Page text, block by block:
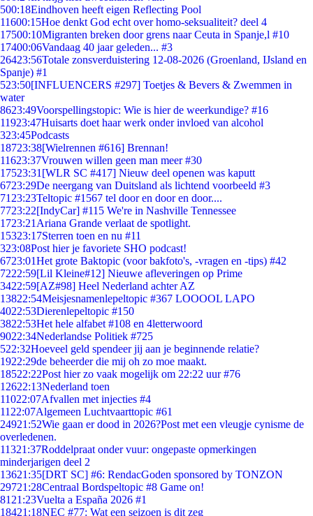
500:18Eindhoven heeft eigen Reflecting Pool
11600:15Hoe denkt God echt over homo-seksualiteit? deel 4
17500:10Migranten breken door grens naar Ceuta in Spanje,l #10
17400:06Vandaag 40 jaar geleden... #3
26423:56Totale zonsverduistering 12-08-2026 (Groenland, IJsland en
Spanje) #1
523:50[INFLUENCERS #297] Toetjes & Bevers & Zwemmen in
water
8623:49Voorspellingstopic: Wie is hier de weerkundige? #16
11923:47Huisarts doet haar werk onder invloed van alcohol
323:45Podcasts
18723:38[Wielrennen #616] Brennan!
11623:37Vrouwen willen geen man meer #30
17523:31 [WLR SC #417] Nieuw deel openen was kaputt
6723:29De neergang van Duitsland als lichtend voorbeeld #3
71 23:23Teltopic #1567 tel door en door en door....
7723:22[IndyCar] #115 We're in Nashville Tennessee
1723:21 Ariana Grande verlaat de spotlight.
15323:17Sterren toen en nu #11
323:08Post hier je favoriete SHO podcast!
6723:01Het grote Baktopic (voor bakfoto's, -vragen en -tips) #42
7222:59[Lil Kleine#12] Nieuwe afleveringen op Prime
3422:59[AZ#98] Heel Nederland achter AZ
13822:54Meisjesnamenlepeltopic #367 LOOOOL LAPO
4022:53Dierenlepeltopic #150
3822:53Het hele alfabet #108 en 4letterwoord
9022:34Nederlandse Politiek #725
522:32Hoeveel geld spendeer jij aan je beginnende relatie?
1922:29de beheerder die mij oh zo moe maakt.
18522:22Post hier zo vaak mogelijk om 22:22 uur #76
12622:13Nederland toen
11022:07Afvallen met injecties #4
11 22:07Algemeen Luchtvaarttopic #61
24921:52Wie gaan er dood in 2026?Post met een vleugje cynisme de
overledenen.
11321:37Roddelpraat onder vuur: ongepaste opmerkingen
minderjarigen deel 2
13621:35[DRT SC] #6: RendacGoden sponsored by TONZON
29721:28Centraal Bordspeltopic #8 Game on!
81 21:23Vuelta a España 2026 #1
18421:18NEC #77: Wat een seizoen is dit zeg